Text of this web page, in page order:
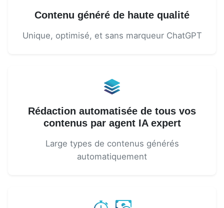
Contenu généré de haute qualité
Unique, optimisé, et sans marqueur ChatGPT
Rédaction automatisée de tous vos
contenus par agent IA expert
Large types de contenus générés
automatiquement